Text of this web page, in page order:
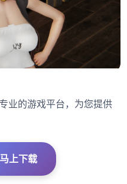
业的游戏平台，为您提供
马上下载